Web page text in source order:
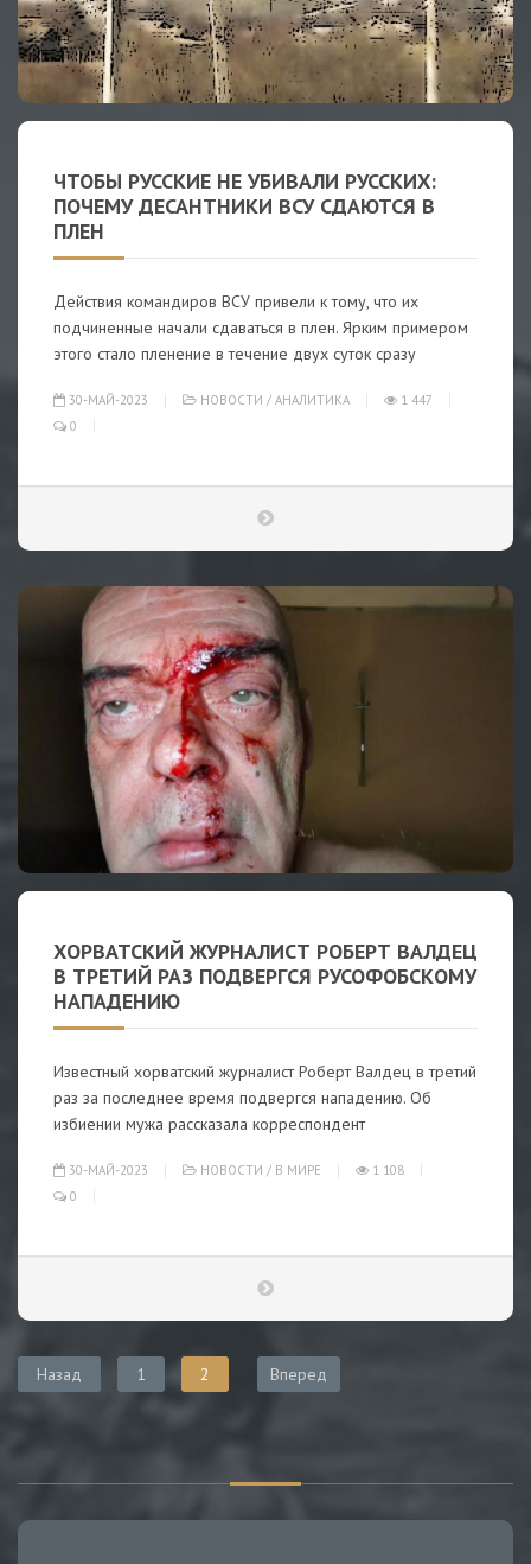
ЧТОБЫ РУССКИЕ НЕ УБИВАЛИ РУССКИХ:
ПОЧЕМУ ДЕСАНТНИКИ ВСУ СДАЮТСЯ В
ПЛЕН
Действия командиров ВСУ привели к тому, что их
подчиненные начали сдаваться в плен. Ярким примером
этого стало пленение в течение двух суток сразу
30-МАЙ-2023 НОВОСТИ / АНАЛИТИКА
1 447
0
ХОРВАТСКИЙ ЖУРНАЛИСТ РОБЕРТ ВАЛДЕЦ
В ТРЕТИЙ РАЗ ПОДВЕРГСЯ РУСОФОБСКОМУ
НАПАДЕНИЮ
Известный хорватский журналист Роберт Валдец в третий
раз за последнее время подвергся нападению. Об
избиении мужа рассказала корреспондент
30-МАЙ-2023 НОВОСТИ / В МИРЕ
1 108
0
Назад 1 2 Вперед